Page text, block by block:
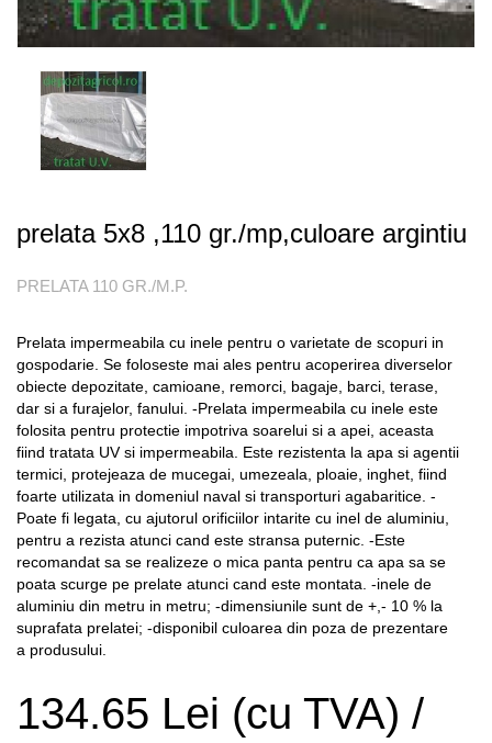
prelata 5x8 ,110 gr./mp,culoare argintiu
PRELATA 110 GR./M.P.
Prelata impermeabila cu inele pentru o varietate de scopuri in
gospodarie. Se foloseste mai ales pentru acoperirea diverselor
obiecte depozitate, camioane, remorci, bagaje, barci, terase,
dar si a furajelor, fanului. -Prelata impermeabila cu inele este
folosita pentru protectie impotriva soarelui si a apei, aceasta
fiind tratata UV si impermeabila. Este rezistenta la apa si agentii
termici, protejeaza de mucegai, umezeala, ploaie, inghet, fiind
foarte utilizata in domeniul naval si transporturi agabaritice. -
Poate fi legata, cu ajutorul orificiilor intarite cu inel de aluminiu,
pentru a rezista atunci cand este stransa puternic. -Este
recomandat sa se realizeze o mica panta pentru ca apa sa se
poata scurge pe prelate atunci cand este montata. -inele de
aluminiu din metru in metru; -dimensiunile sunt de +,- 10 % la
suprafata prelatei; -disponibil culoarea din poza de prezentare
a produsului.
134.65 Lei (cu TVA) /